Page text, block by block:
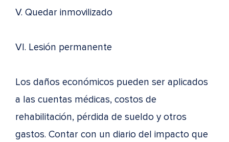
V. Quedar inmovilizado
VI. Lesión permanente
Los daños económicos pueden ser aplicados
a las cuentas médicas, costos de
rehabilitación, pérdida de sueldo y otros
gastos. Contar con un diario del impacto que